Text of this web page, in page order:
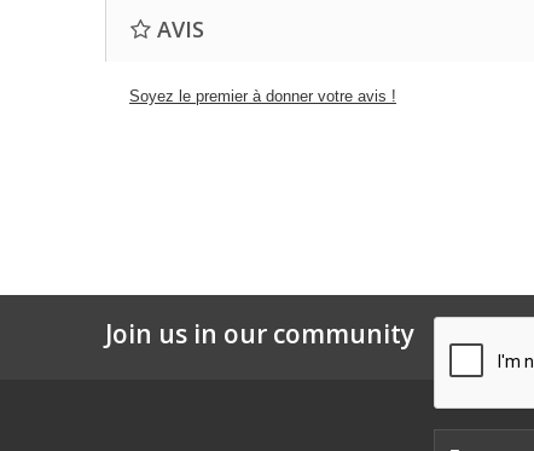
AVIS
Soyez le premier à donner votre avis !
Join us in our community